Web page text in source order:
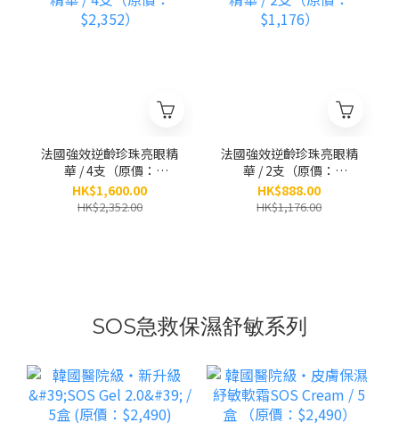
法國強效逆齡珍珠亮眼精
華 / 4支（原價：
$2,352）
HK$1,600.00
HK$2,352.00
法國強效逆齡珍珠亮眼精
華 / 2支（原價：
$1,176）
HK$888.00
HK$1,176.00
SOS急救保濕舒敏系列